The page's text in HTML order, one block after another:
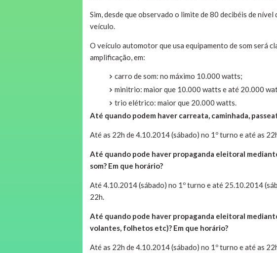
Sim, desde que observado o limite de 80 decibéis de
veículo.
O veículo automotor que usa equipamento de som será
amplificação, em:
carro de som: no máximo 10.000 watts;
minitrio: maior que 10.000 watts e até 20.000
trio elétrico: maior que 20.000 watts.
Até quando podem haver carreata, caminhada,
Até as 22h de 4.10.2014 (sábado) no 1º turno e até as
Até quando pode haver propaganda eleitoral
som? Em que horário?
Até 4.10.2014 (sábado) no 1º turno e até 25.10.2014
22h.
Até quando pode haver propaganda eleitoral
volantes, folhetos etc)? Em que horário?
Até as 22h de 4.10.2014 (sábado) no 1º turno e até as